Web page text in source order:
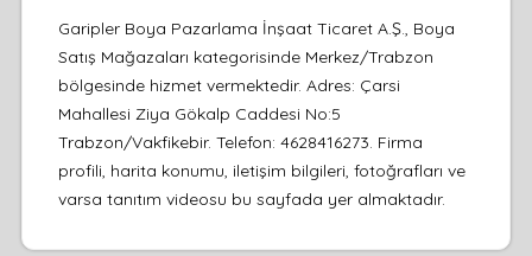
Garipler Boya Pazarlama İnşaat Ticaret A.Ş., Boya
Satış Mağazaları kategorisinde Merkez/Trabzon
bölgesinde hizmet vermektedir. Adres: Çarsi
Mahallesi Ziya Gökalp Caddesi No:5
Trabzon/Vakfikebir. Telefon: 4628416273. Firma
profili, harita konumu, iletişim bilgileri, fotoğrafları ve
varsa tanıtım videosu bu sayfada yer almaktadır.